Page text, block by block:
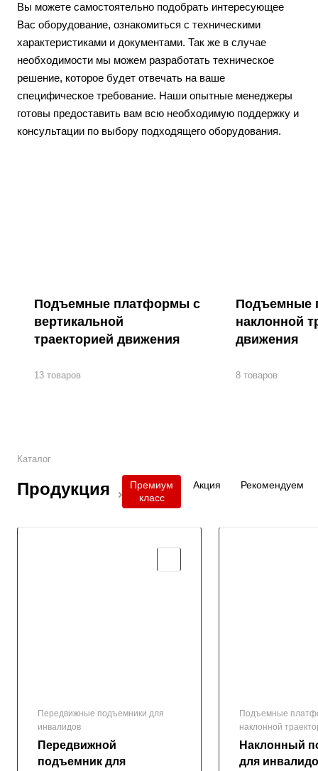
Вы можете самостоятельно подобрать интересующее
Вас оборудование, ознакомиться с техническими
характеристиками и документами. Так же в случае
необходимости мы можем разработать техническое
решение, которое будет отвечать на ваше
специфическое требование. Наши опытные менеджеры
готовы предоставить вам всю необходимую поддержку и
консультации по выбору подходящего оборудования.
Подъемные платформы с
вертикальной
траекторией движения
13 товаров
Подъемные
наклонной
движения
8 товаров
Каталог
Продукция
Премиум
класс
Акция Рекомендуем
Передвижные подъемники для
инвалидов
Передвижной
подъемник для
Подъемные
наклонной
Наклонный
для